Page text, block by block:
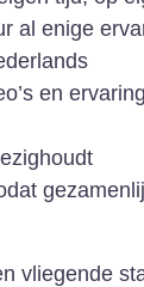
al enige
en
vliegende